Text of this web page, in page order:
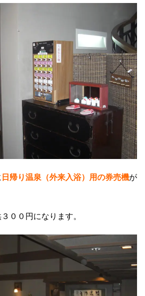
日帰り温泉（外来入浴）用の券売機が
００円になります。